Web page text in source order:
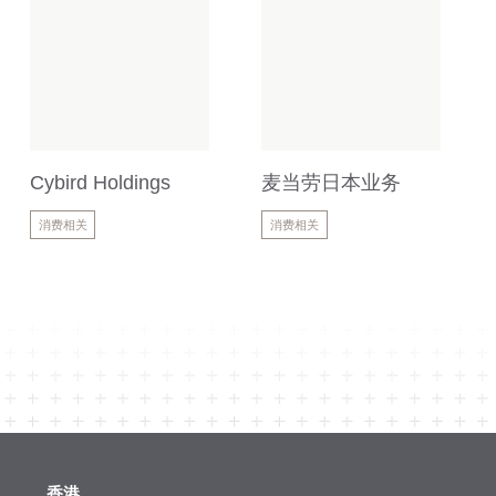
Cybird Holdings
消费相关
麦当劳日本业务
消费相关